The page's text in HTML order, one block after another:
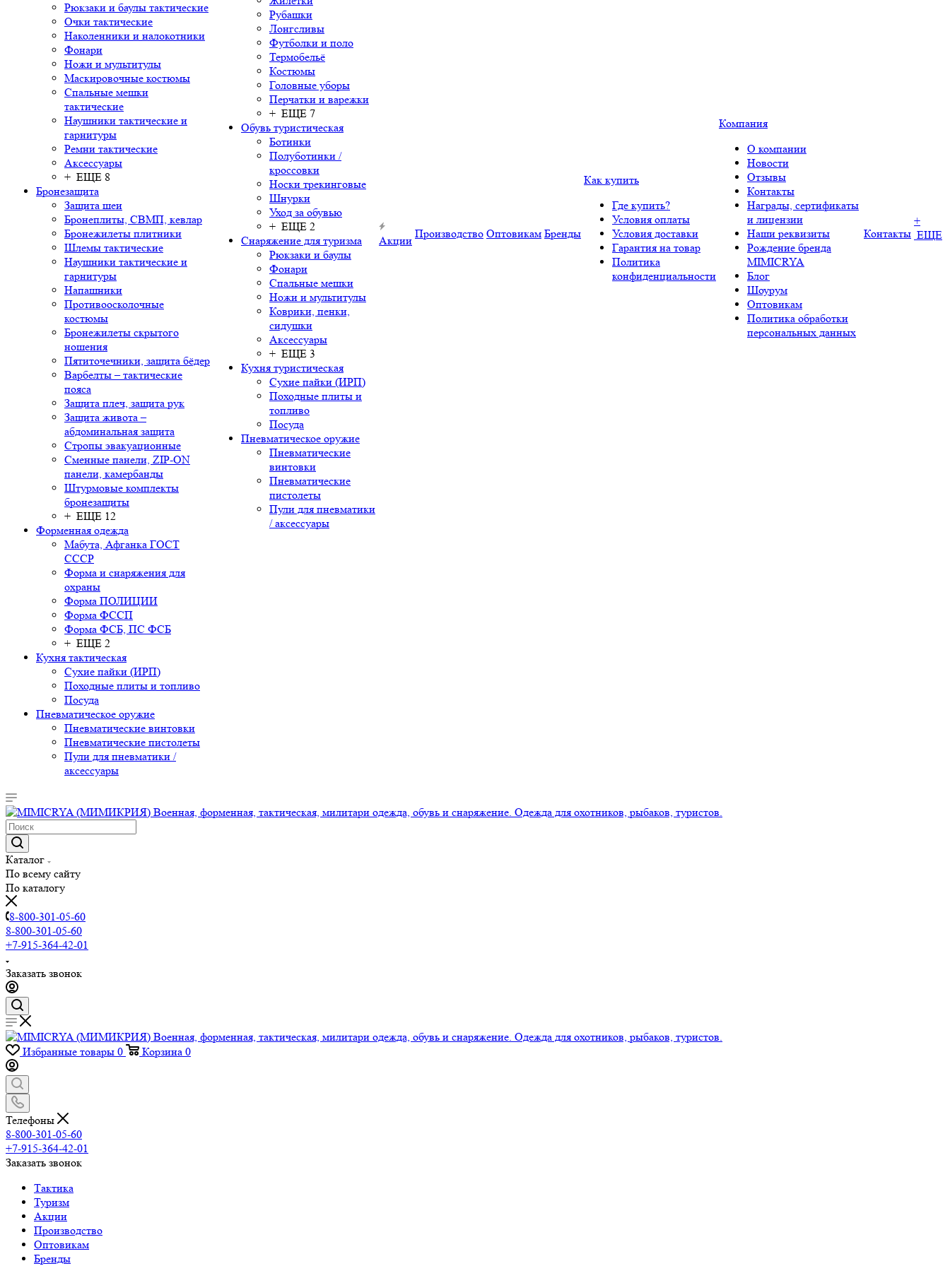
Рюкзаки и баулы тактические
Очки тактические
Наколенники и налокотники
Фонари
Ножи и мультитулы
Маскировочные костюмы
Спальные мешки
тактические
Наушники тактические и
гарнитуры
Ремни тактические
Аксессуары
+ ЕЩЕ 8
Бронезащита
Защита шеи
Бронеплиты, СВМП, кевлар
Бронежилеты плитники
Шлемы тактические
Наушники тактические и
гарнитуры
Напашники
Противоосколочные
костюмы
Бронежилеты скрытого
ношения
Пятиточечники, защита бёдер
Варбелты – тактические
пояса
Защита плеч, защита рук
Защита живота –
абдоминальная защита
Стропы эвакуационные
Сменные панели, ZIP-ON
панели, камербанды
Штурмовые комплекты
бронезащиты
+ ЕЩЕ 12
Форменная одежда
Мабута, Афганка ГОСТ
СССР
Форма и снаряжения для
охраны
Форма ПОЛИЦИИ
Форма ФССП
Форма ФСБ, ПС ФСБ
+ ЕЩЕ 2
Кухня тактическая
Сухие пайки (ИРП)
Походные плиты и топливо
Посуда
Пневматическое оружие
Пневматические винтовки
Пневматические пистолеты
Пули для пневматики /
аксессуары
Рубашки
Лонгсливы
Футболки и поло
Термобельё
Костюмы
Головные уборы
Перчатки и варежки
+ ЕЩЕ 7
Обувь туристическая
Ботинки
Полуботинки /
кроссовки
Носки трекинговые
Шнурки
Уход за обувью
+ ЕЩЕ 2
Снаряжение для туризма
Рюкзаки и баулы
Фонари
Спальные мешки
Ножи и мультитулы
Коврики, пенки,
сидушки
Аксессуары
+ ЕЩЕ 3
Кухня туристическая
Сухие пайки (ИРП)
Походные плиты и
топливо
Посуда
Пневматическое оружие
Пневматические
винтовки
Пневматические
пистолеты
Пули для пневматики
/ аксессуары
Акции
Производство Оптовикам Бренды
Как купить
Где купить?
Условия оплаты
Условия доставки
Гарантия на товар
Политика
конфиденциальности
Компания
О компании
Новости
Отзывы
Контакты
Награды, сертификаты
и лицензии
Наши реквизиты
Рождение бренда
MIMICRYA
Блог
Шоурум
Оптовикам
Политика обработки
персональных данных
Контакты
+
ЕЩЕ
Каталог
По всему сайту
По каталогу
8-800-301-05-60
8-800-301-05-60
+7-915-364-42-01
Заказать звонок
Избранные товары 0 Корзина 0
Телефоны
8-800-301-05-60
+7-915-364-42-01
Заказать звонок
Тактика
Туризм
Акции
Производство
Оптовикам
Бренды